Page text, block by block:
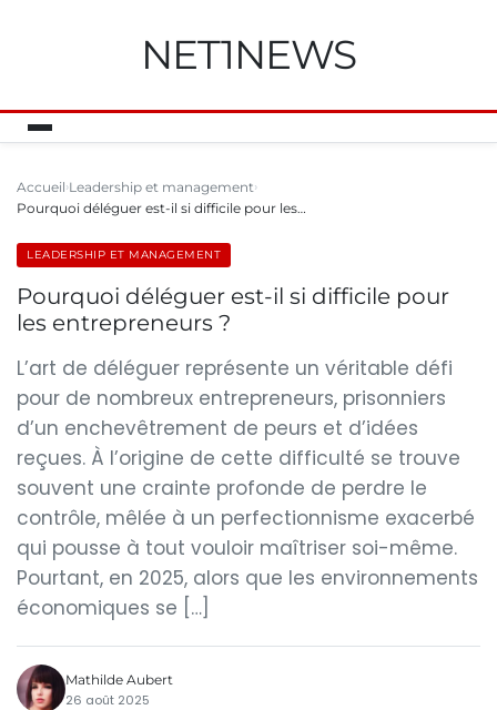
NET1NEWS
Accueil Leadership et management
Pourquoi déléguer est-il si difficile pour les…
LEADERSHIP ET MANAGEMENT
Pourquoi déléguer est-il si difficile pour
les entrepreneurs ?
L’art de déléguer représente un véritable défi
pour de nombreux entrepreneurs, prisonniers
d’un enchevêtrement de peurs et d’idées
reçues. À l’origine de cette difficulté se trouve
souvent une crainte profonde de perdre le
contrôle, mêlée à un perfectionnisme exacerbé
qui pousse à tout vouloir maîtriser soi-même.
Pourtant, en 2025, alors que les environnements
économiques se […]
Mathilde Aubert
26 août 2025